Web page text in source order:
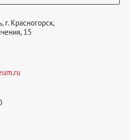
г. Красногорск,
15